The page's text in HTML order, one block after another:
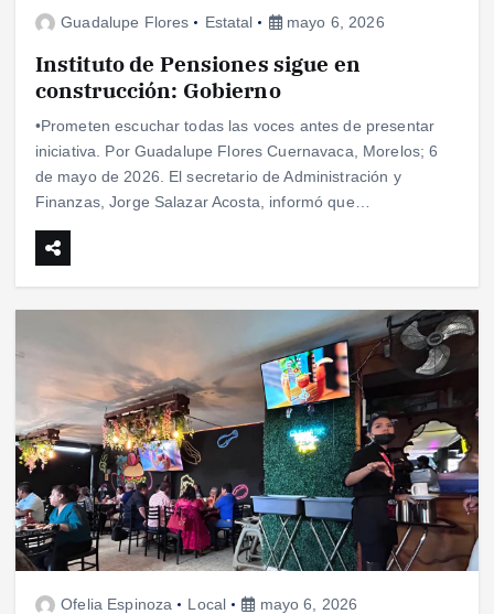
Guadalupe Flores Estatal mayo 6, 2026
Instituto de Pensiones sigue en
construcción: Gobierno
•Prometen escuchar todas las voces antes de presentar
iniciativa. Por Guadalupe Flores Cuernavaca, Morelos; 6
de mayo de 2026. El secretario de Administración y
Finanzas, Jorge Salazar Acosta, informó que…
Ofelia Espinoza Local mayo 6, 2026